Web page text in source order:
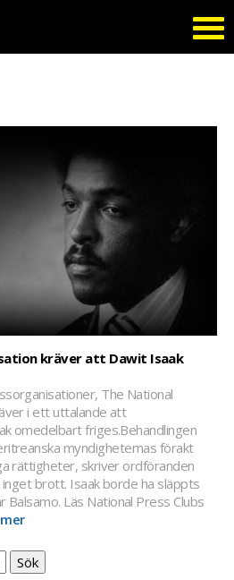
kräver att Dawit Isaak
The National
i ett uttalande att
omedelbart friges.Behandlingen
myndigheternas förakt
rättigheter, skriver ordföranden
inget brott. Isaak borde ha släppts
Läs National Press Clubs
Sök